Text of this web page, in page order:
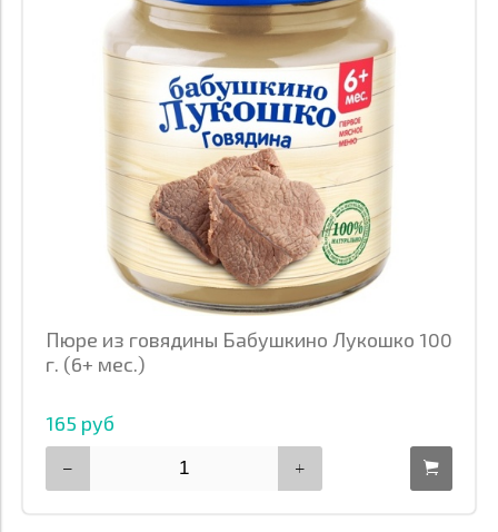
Упаковка повреждена
Пюре из говядины Бабушкино Лукошко 100
г. (6+ мес.)
165 руб